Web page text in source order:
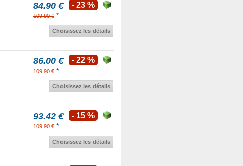
84.90 €
109.90 € *
- 23 %
Choisissez les détails
86.00 €
109.90 € *
- 22 %
Choisissez les détails
93.42 €
109.90 € *
- 15 %
Choisissez les détails